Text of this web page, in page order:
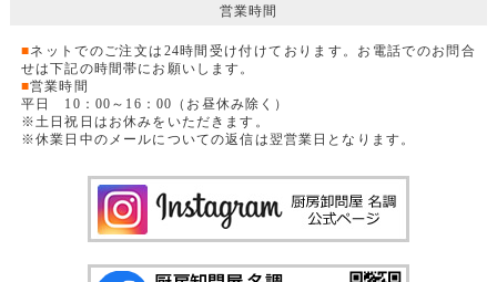
営業時間
■ネットでのご注文は24時間受け付けております。お電話でのお問合
せは下記の時間帯にお願いします。
■営業時間
平日 10：00～16：00（お昼休み除く）
※土日祝日はお休みをいただきます。
※休業日中のメールについての返信は翌営業日となります。